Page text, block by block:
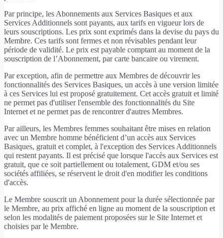
Par principe, les Abonnements aux Services Basiques et aux
Services Additionnels sont payants, aux tarifs en vigueur lors de
leurs souscriptions. Les prix sont exprimés dans la devise du pays du
Membre. Ces tarifs sont fermes et non révisables pendant leur
période de validité. Le prix est payable comptant au moment de la
souscription de l’Abonnement, par carte bancaire ou virement.
Par exception, afin de permettre aux Membres de découvrir les
fonctionnalités des Services Basiques, un accès à une version limitée
à ces Services lui est proposé gratuitement. Cet accès gratuit et limité
ne permet pas d'utiliser l'ensemble des fonctionnalités du Site
Internet et ne permet pas de rencontrer d'autres Membres.
Par ailleurs, les Membres femmes souhaitant être mises en relation
avec un Membre homme bénéficient d’un accès aux Services
Basiques, gratuit et complet, à l'exception des Services Additionnels
qui restent payants. Il est précisé que lorsque l'accès aux Services est
gratuit, que ce soit partiellement ou totalement, GDM et/ou ses
sociétés affiliées, se réservent le droit d'en modifier les conditions
d'accès.
Le Membre souscrit un Abonnement pour la durée sélectionnée par
le Membre, au prix affiché en ligne au moment de la souscription et
selon les modalités de paiement proposées sur le Site Internet et
choisies par le Membre.